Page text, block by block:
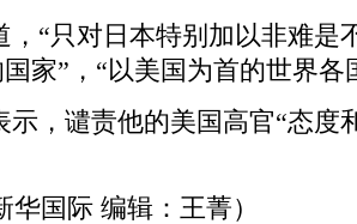
只对日本特别加以非难是
家”，“以美国为首的世界各
谴责他的美国高官“态度
国际 编辑：王菁）